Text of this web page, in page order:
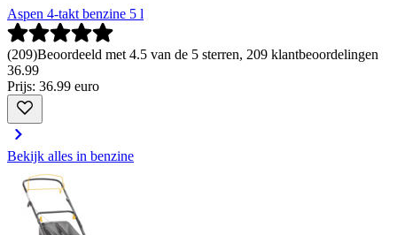
Aspen 4-takt benzine 5 l
(209)Beoordeeld met 4.5 van de 5 sterren, 209 klantbeoordelingen
36.99
Prijs: 36.99 euro
Bekijk alles in benzine